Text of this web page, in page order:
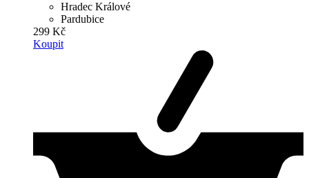
Hradec Králové
Pardubice
299 Kč
Koupit